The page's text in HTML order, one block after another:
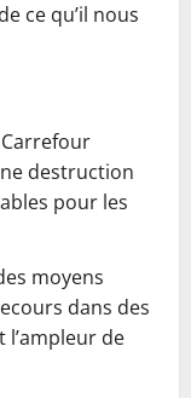
ce qu’il nous
destruction
pour les
moyens
dans des
de